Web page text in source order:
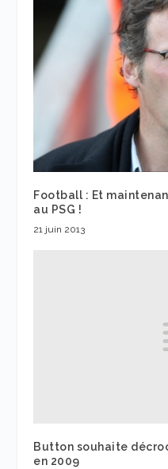
Football : Et
au PSG !
21 juin 2013
Button souhaite
en 2009